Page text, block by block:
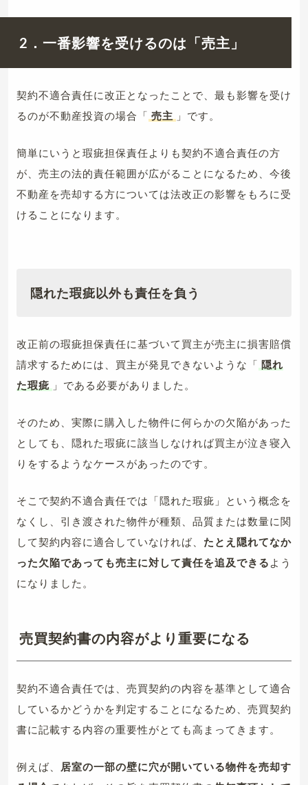
2．一番影響を受けるのは「売主」
契約不適合責任に改正となったことで、最も影響を受け
るのが不動産投資の場合「 売主 」です。
簡単にいうと瑕疵担保責任よりも契約不適合責任の方
が、売主の法的責任範囲が広がることになるため、今後
不動産を売却する方については法改正の影響をもろに受
けることになります。
隠れた瑕疵以外も責任を負う
改正前の瑕疵担保責任に基づいて買主が売主に損害賠償
請求するためには、買主が発見できないような「 隠れ
た瑕疵 」である必要がありました。
そのため、実際に購入した物件に何らかの欠陥があった
としても、隠れた瑕疵に該当しなければ買主が泣き寝入
りをするようなケースがあったのです。
そこで契約不適合責任では「隠れた瑕疵」という概念を
なくし、引き渡された物件が種類、品質または数量に関
して契約内容に適合していなければ、 たとえ隠れてなか
った欠陥であっても売主に対して責任を追及できる よう
になりました。
売買契約書の内容がより重要になる
契約不適合責任では、売買契約の内容を基準として適合
しているかどうかを判定することになるため、売買契約
書に記載する内容の重要性がとても高まってきます。
例えば、
居室の一部の壁に穴が開いている物件を売却す